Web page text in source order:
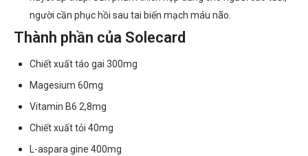
người cần phục hồi sau tai biến mạch máu não.
Thành phần của Solecard
Chiết xuất táo gai 300mg
Magesium 60mg
Vitamin B6 2,8mg
Chiết xuất tỏi 40mg
L-aspara gine 400mg